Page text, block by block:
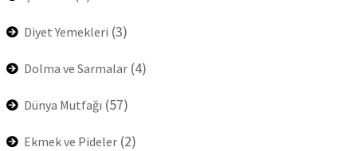
Diyet Yemekleri (3)
Dolma ve Sarmalar (4)
Dünya Mutfağı (57)
Ekmek ve Pideler (2)